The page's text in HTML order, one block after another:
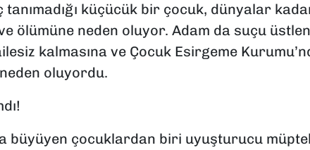
tanımadığı küçücük bir çocuk, dünyalar
ölümüne neden oluyor. Adam da suçu
kalmasına ve Çocuk Esirgeme
oluyordu.
büyüyen çocuklardan biri uyuşturucu